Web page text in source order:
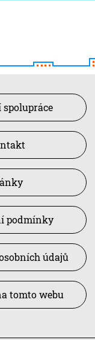
podmínky
údajů
tomto webu